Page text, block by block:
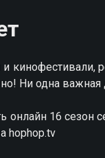
кинофестивали,
Ни одна важная
онлайн 16 сезон
hophop.tv